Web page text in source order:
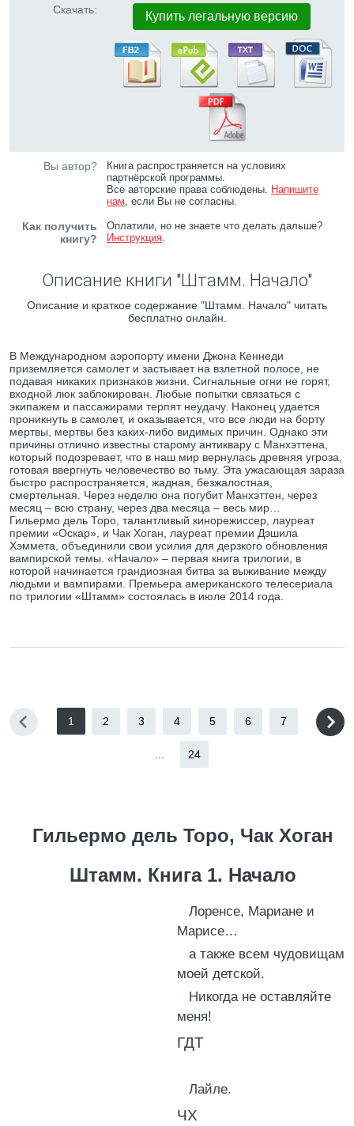
Скачать: Купить легальную версию
Вы автор?
Книга распространяется на условиях
партнёрской программы.
Все авторские права соблюдены. Напишите
нам, если Вы не согласны.
Как получить
книгу?
Оплатили, но не знаете что делать дальше?
Инструкция.
Описание книги "Штамм. Начало"
Описание и краткое содержание "Штамм. Начало" читать
бесплатно онлайн.
В Международном аэропорту имени Джона Кеннеди
приземляется самолет и застывает на взлетной полосе, не
подавая никаких признаков жизни. Сигнальные огни не горят,
входной люк заблокирован. Любые попытки связаться с
экипажем и пассажирами терпят неудачу. Наконец удается
проникнуть в самолет, и оказывается, что все люди на борту
мертвы, мертвы без каких-либо видимых причин. Однако эти
причины отлично известны старому антиквару с Манхэттена,
который подозревает, что в наш мир вернулась древняя угроза,
готовая ввергнуть человечество во тьму. Эта ужасающая зараза
быстро распространяется, жадная, безжалостная,
смертельная. Через неделю она погубит Манхэттен, через
месяц – всю страну, через два месяца – весь мир…
Гильермо дель Торо, талантливый кинорежиссер, лауреат
премии «Оскар», и Чак Хоган, лауреат премии Дэшила
Хэммета, объединили свои усилия для дерзкого обновления
вампирской темы. «Начало» – первая книга трилогии, в
которой начинается грандиозная битва за выживание между
людьми и вампирами. Премьера американского телесериала
по трилогии «Штамм» состоялась в июле 2014 года.
1 2 3 4 5 6 7
24
Гильермо дель Торо, Чак Хоган
Штамм. Книга 1. Начало
Лоренсе, Мариане и
Марисе…
а также всем чудовищам
моей детской.
Никогда не оставляйте
меня!
ГДТ
Лайле.
ЧХ